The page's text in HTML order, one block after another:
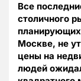
Все
столичного
планирующих
Москве, не
цены на
людей